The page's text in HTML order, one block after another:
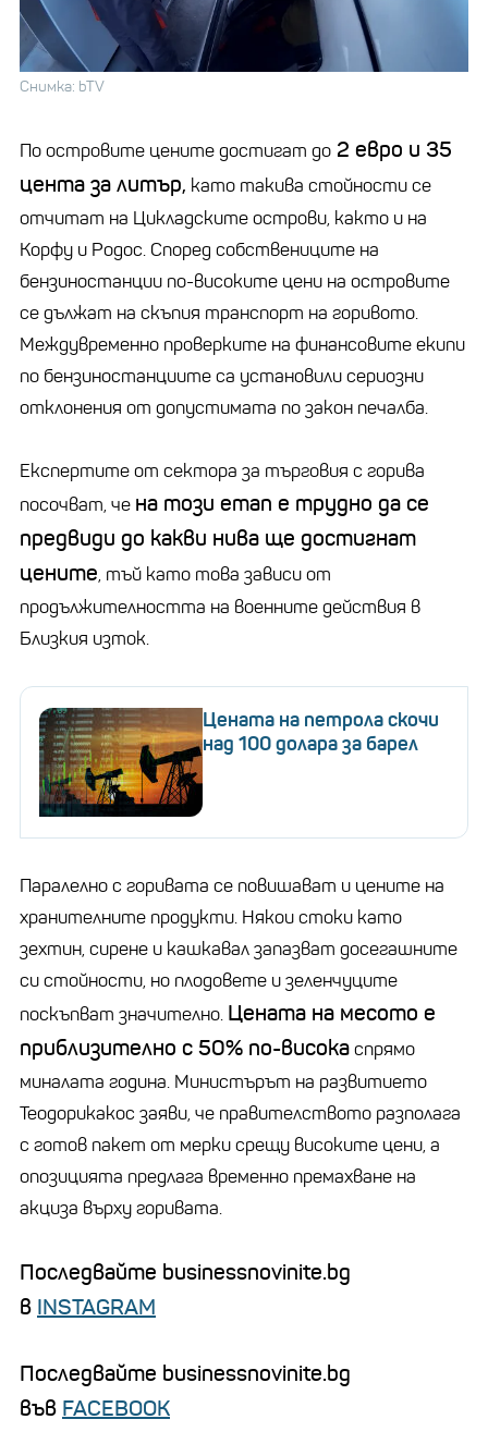
Снимка: bTV
По островите цените достигат до 2 евро и 35
цента за литър, като такива стойности се
отчитат на Цикладските острови, както и на
Корфу и Родос. Според собствениците на
бензиностанции по-високите цени на островите
се дължат на скъпия транспорт на горивото.
Междувременно проверките на финансовите екипи
по бензиностанциите са установили сериозни
отклонения от допустимата по закон печалба.
Експертите от сектора за търговия с горива
посочват, че на този етап е трудно да се
предвиди до какви нива ще достигнат
цените, тъй като това зависи от
продължителността на военните действия в
Близкия изток.
Цената на петрола скочи
над 100 долара за барел
Паралелно с горивата се повишават и цените на
хранителните продукти. Някои стоки като
зехтин, сирене и кашкавал запазват досегашните
си стойности, но плодовете и зеленчуците
поскъпват значително. Цената на месото е
приблизително с 50% по-високаспрямо
миналата година. Министърът на развитието
Теодорикакос заяви, че правителството разполага
с готов пакет от мерки срещу високите цени, а
опозицията предлага временно премахване на
акциза върху горивата.
Последвайте businessnovinite.bg
в INSTAGRAM
Последвайте businessnovinite.bg
във FACEBOOK